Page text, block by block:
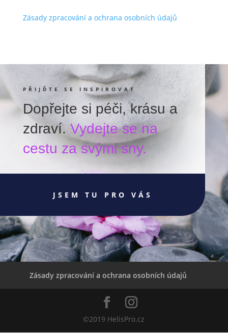
Zásady zpracování a ochrana osobních údajů
PŘIJĎTE SE INSPIROVAT
Dopřejte si péči, krásu a
zdraví.Vydejte se na
cestu za svými sny.
JSEM TU PRO VÁS
Zásady zpracování a ochrana osobních údajů
©2019 HelisPro.cz